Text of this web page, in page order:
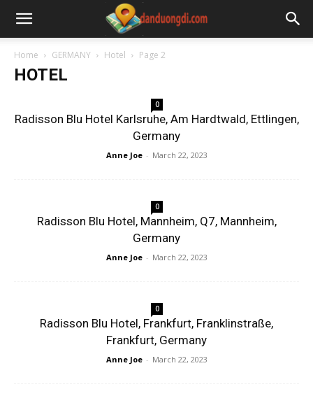
Home GERMANY Hotel Page 2
HOTEL
0
Radisson Blu Hotel Karlsruhe, Am Hardtwald, Ettlingen,
Germany
Anne Joe - March 22, 2023
0
Radisson Blu Hotel, Mannheim, Q7, Mannheim,
Germany
Anne Joe - March 22, 2023
0
Radisson Blu Hotel, Frankfurt, Franklinstraße,
Frankfurt, Germany
Anne Joe - March 22, 2023